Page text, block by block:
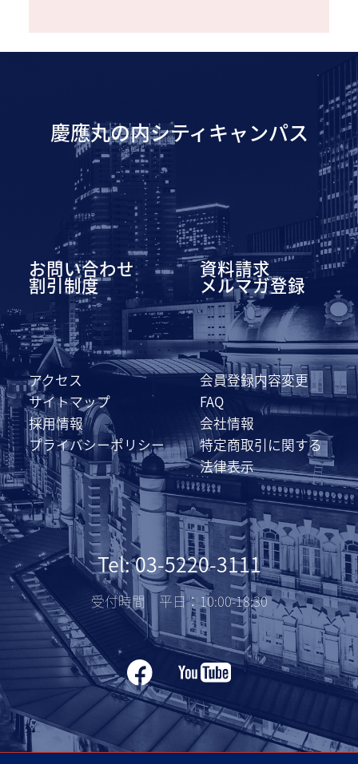
慶應丸の内シティキャンパス
お問い合わせ 資料請求
割引制度 メルマガ登録
アクセス
会員登録内容変更
サイトマップ
FAQ
採用情報
会社情報
プライバシーポリシー
特定商取引に関する
法律表示
Tel: 03-5220-3111
受付時間 平日：10:00-18:30